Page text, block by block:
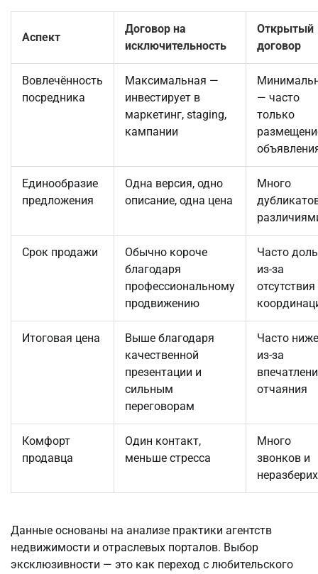
Аспект
Договор на
исключительность
Открытый
договор
Вовлечённость
посредника
Максимальная —
инвестирует в
маркетинг, staging,
кампании
— часто
только
Единообразие
предложения
Одна версия, одно
описание, одна цена
Много
Срок продажи
Обычно короче
благодаря
профессиональному
продвижению
Часто
из-за
отсутствия
Итоговая цена
Выше благодаря
качественной
презентации и
сильным
переговорам
Часто ниже
из-за
отчаяния
Комфорт
продавца
Один контакт,
меньше стресса
Много
звонков и
Данные основаны на анализе практики агентств
недвижимости и отраслевых порталов. Выбор
эксклюзивности — это как переход с любительского